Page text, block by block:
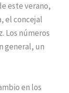
este verano,
el concejal
Los números
general, un
en los